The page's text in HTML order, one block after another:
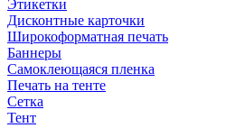
Этикетки
Дисконтные карточки
Широкоформатная печать
Баннеры
Самоклеющаяся пленка
Печать на тенте
Сетка
Тент